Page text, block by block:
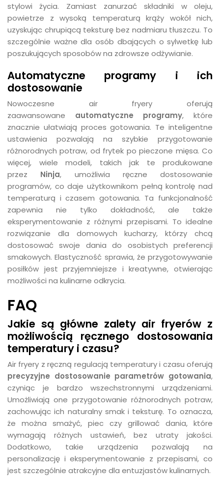
stylowi życia. Zamiast zanurzać składniki w oleju,
powietrze z wysoką temperaturą krąży wokół nich,
uzyskując chrupiącą teksturę bez nadmiaru tłuszczu. To
szczególnie ważne dla osób dbających o sylwetkę lub
poszukujących sposobów na zdrowsze odżywianie.
Automatyczne programy i ich
dostosowanie
Nowoczesne air fryery oferują
zaawansowane automatyczne programy, które
znacznie ułatwiają proces gotowania. Te inteligentne
ustawienia pozwalają na szybkie przygotowanie
różnorodnych potraw, od frytek po pieczone mięsa. Co
więcej, wiele modeli, takich jak te produkowane
przez Ninja, umożliwia ręczne dostosowanie
programów, co daje użytkownikom pełną kontrolę nad
temperaturą i czasem gotowania. Ta funkcjonalność
zapewnia nie tylko dokładność, ale także
eksperymentowanie z różnymi przepisami. To idealne
rozwiązanie dla domowych kucharzy, którzy chcą
dostosować swoje dania do osobistych preferencji
smakowych. Elastyczność sprawia, że przygotowywanie
posiłków jest przyjemniejsze i kreatywne, otwierając
możliwości na kulinarne odkrycia.
FAQ
Jakie są główne zalety air fryerów z
możliwością ręcznego dostosowania
temperatury i czasu?
Air fryery z ręczną regulacją temperatury i czasu oferują
precyzyjne dostosowanie parametrów gotowania,
czyniąc je bardzo wszechstronnymi urządzeniami.
Umożliwiają one przygotowanie różnorodnych potraw,
zachowując ich naturalny smak i teksturę. To oznacza,
że można smażyć, piec czy grillować dania, które
wymagają różnych ustawień, bez utraty jakości.
Dodatkowo, takie urządzenia pozwalają na
personalizację i eksperymentowanie z przepisami, co
jest szczególnie atrakcyjne dla entuzjastów kulinarnych.